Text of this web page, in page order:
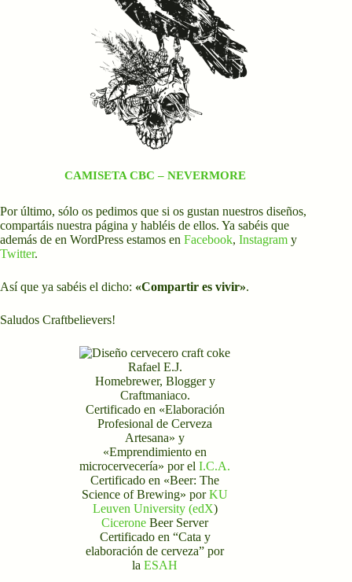
CAMISETA CBC – NEVERMORE
Por último, sólo os pedimos que si os gustan nuestros diseños,
compartáis nuestra página y habléis de ellos. Ya sabéis que
además de en WordPress estamos en Facebook, Instagram y
Twitter.
Así que ya sabéis el dicho: «Compartir es vivir».
Saludos Craftbelievers!
Rafael E.J.
Homebrewer, Blogger y
Craftmaniaco.
Certificado en «Elaboración
Profesional de Cerveza
Artesana» y
«Emprendimiento en
microcervecería» por elI.C.A.
Certificado en «Beer: The
Science of Brewing» porKU
Leuven University (edX)
Cicerone Beer Server
Certificado en “Cata y
elaboración de cerveza” por
laESAH